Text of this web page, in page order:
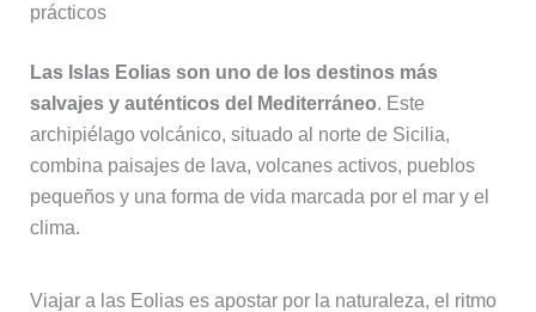
prácticos
Las Islas Eolias son uno de los destinos más
salvajes y auténticos del Mediterráneo. Este
archipiélago volcánico, situado al norte de Sicilia,
combina paisajes de lava, volcanes activos, pueblos
pequeños y una forma de vida marcada por el mar y el
clima.
Viajar a las Eolias es apostar por la naturaleza, el ritmo